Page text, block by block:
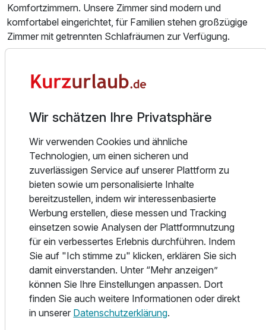
Zusatznächte
Für 2 Tage p.P. ab69,00 €
Einzelzimmer
Komfortzimmern. Unsere Zimmer sind modern und
komfortabel eingerichtet, für Familien stehen großzügige
Zimmer mit getrennten Schlafräumen zur Verfügung.
Hase See. Der 2,4 km lange Weg direkt am Wasser führt
Hotel & Restaurant Bramsche, bei Osnabrück.
Stilvolles Ambiente erwartet Sie in unserem Restaurant. Ein
Glas, das niemals leer ist, ein Teller, der niemals rastet -
aufmerksamer Service rundum. Riskieren Sie einen Blick
über den Tellerrand bei einem Grillbuffet auf unserer
Gartenterrasse oder genießen Sie ihr Menü inspiriert von
Anlass und Jahreszeit.
Unsere Brasserie bietet Ihnen ungezwungenen Genuss
von leckeren Snacks und ausgewählten Weinen. Von der
Brasserie blicken Sie in unseren Garten mit großen
Rasenflächen und altem Baumbestand.
In stimmungsvoller Atmosphäre präsentiert sich unsere
Wir schätzen Ihre Privatsphäre
Wir verwenden Cookies und ähnliche
Technologien, um einen sicheren und
zuverlässigen Service auf unserer Plattform zu
bieten sowie um personalisierte Inhalte
bereitzustellen, indem wir interessenbasierte
Werbung erstellen, diese messen und Tracking
einsetzen sowie Analysen der Plattformnutzung
für ein verbessertes Erlebnis durchführen. Indem
Sie auf "Ich stimme zu" klicken, erklären Sie sich
damit einverstanden. Unter “Mehr anzeigen”
können Sie Ihre Einstellungen anpassen. Dort
finden Sie auch weitere Informationen oder direkt
in unserer Datenschutzerklärung.